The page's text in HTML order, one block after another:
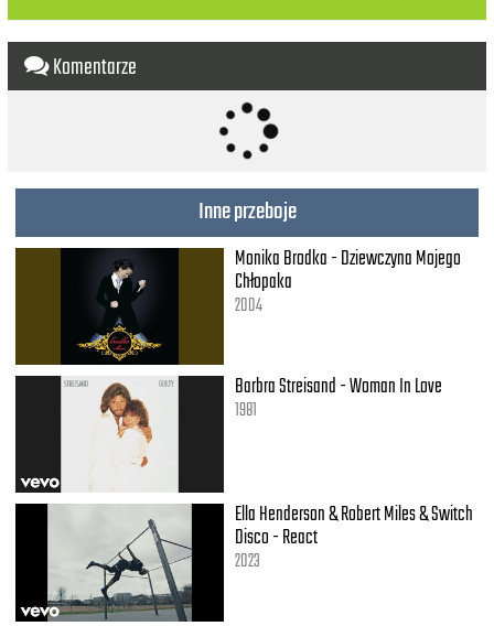
Komentarze
Inne przeboje
Monika Brodka - Dziewczyna Mojego
Chłopaka
2004
Barbra Streisand - Woman In Love
1981
Ella Henderson & Robert Miles & Switch
Disco - React
2023